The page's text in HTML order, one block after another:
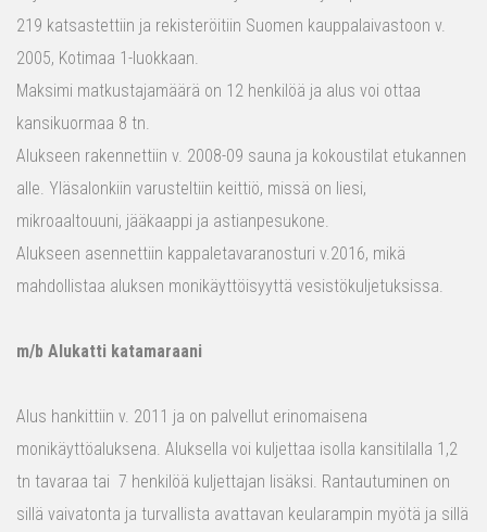
219 katsastettiin ja rekisteröitiin Suomen kauppalaivastoon v.
2005, Kotimaa 1-luokkaan.
Maksimi matkustajamäärä on 12 henkilöä ja alus voi ottaa
kansikuormaa 8 tn.
Alukseen rakennettiin v. 2008-09 sauna ja kokoustilat etukannen
alle. Yläsalonkiin varusteltiin keittiö, missä on liesi,
mikroaaltouuni, jääkaappi ja astianpesukone.
Alukseen asennettiin kappaletavaranosturi v.2016, mikä
mahdollistaa aluksen monikäyttöisyyttä vesistökuljetuksissa.
m/b Alukatti katamaraani
Alus hankittiin v. 2011 ja on palvellut erinomaisena
monikäyttöaluksena. Aluksella voi kuljettaa isolla kansitilalla 1,2
tn tavaraa tai 7 henkilöä kuljettajan lisäksi. Rantautuminen on
sillä vaivatonta ja turvallista avattavan keularampin myötä ja sillä